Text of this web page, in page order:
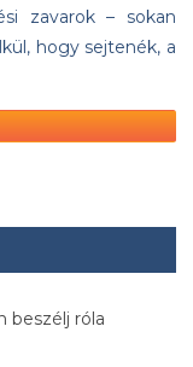
zavarok – sokan
hogy sejtenék, a
beszélj róla